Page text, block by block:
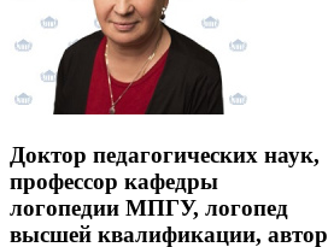
Доктор педагогических наук,
профессор кафедры
логопедии МПГУ, логопед
высшей квалификации, автор